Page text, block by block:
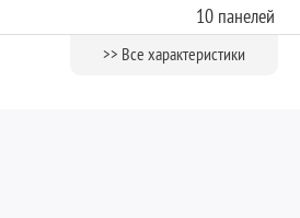
10 панелей
Villa 43/4.5
>> Все характеристики